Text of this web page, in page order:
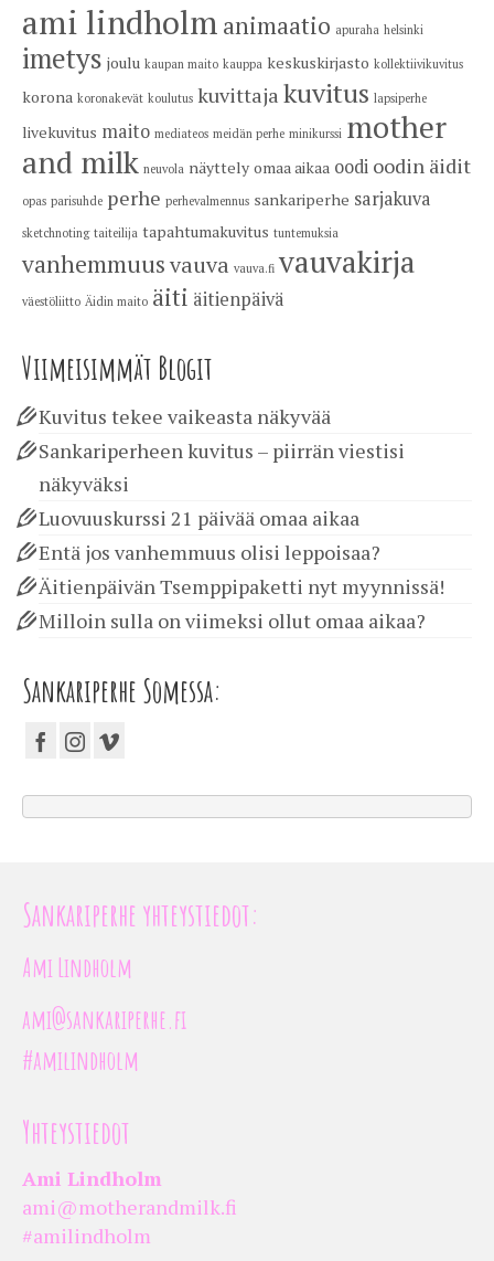
ami lindholm animaatio apuraha helsinki
imetys joulu kaupan maito kauppa keskuskirjasto kollektiivikuvitus
korona koronakevät koulutus kuvittaja kuvitus lapsiperhe
livekuvitus maito mediateos meidän perhe minikurssi mother
and milk neuvola näyttely omaa aikaa oodi oodin äidit
opas parisuhde perhe perhevalmennus sankariperhe sarjakuva
sketchnoting taiteilija tapahtumakuvitus tuntemuksia
vanhemmuusvauva vauva.fi vauvakirja
väestöliitto Äidin maito äiti äitienpäivä
Viimeisimmät Blogit
Kuvitus tekee vaikeasta näkyvää
Sankariperheen kuvitus – piirrän viestisi
näkyväksi
Luovuuskurssi 21 päivää omaa aikaa
Entä jos vanhemmuus olisi leppoisaa?
Äitienpäivän Tsemppipaketti nyt myynnissä!
Milloin sulla on viimeksi ollut omaa aikaa?
Sankariperhe Somessa:
Sankariperhe yhteystiedot:
Ami Lindholm
ami@sankariperhe.fi
#amilindholm
Yhteystiedot
Ami Lindholm
ami@motherandmilk.fi
#amilindholm